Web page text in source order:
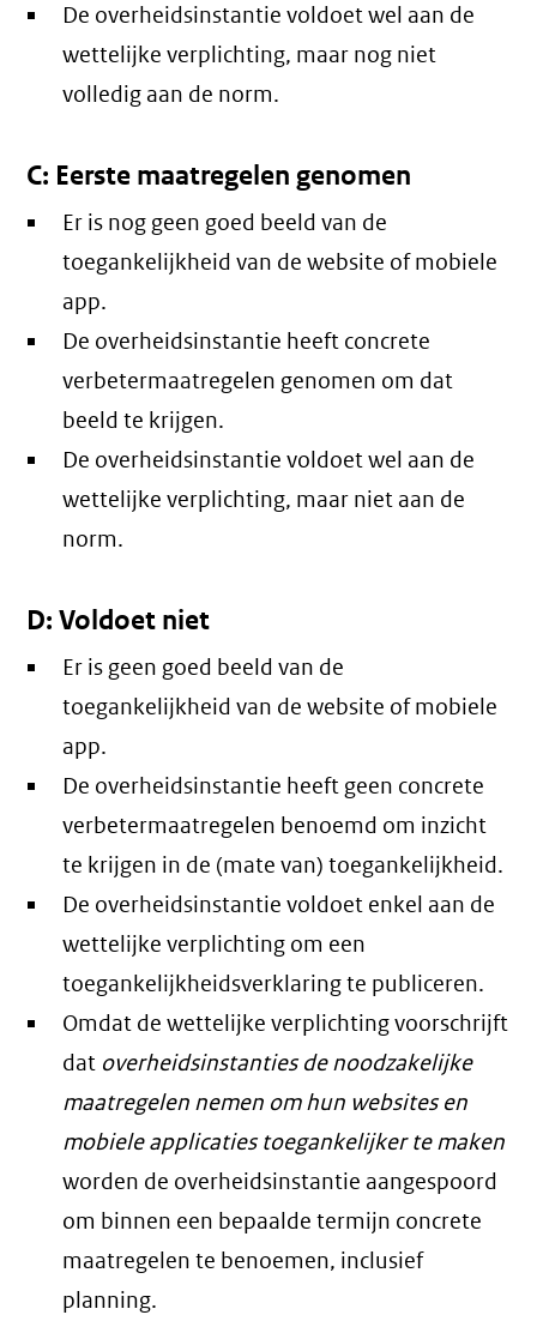
De overheidsinstantie voldoet wel aan de
wettelijke verplichting, maar nog niet
volledig aan de norm.
C: Eerste maatregelen genomen
Er is nog geen goed beeld van de
toegankelijkheid van de website of mobiele
app.
De overheidsinstantie heeft concrete
verbetermaatregelen genomen om dat
beeld te krijgen.
De overheidsinstantie voldoet wel aan de
wettelijke verplichting, maar niet aan de
norm.
D: Voldoet niet
Er is geen goed beeld van de
toegankelijkheid van de website of mobiele
app.
De overheidsinstantie heeft geen concrete
verbetermaatregelen benoemd om inzicht
te krijgen in de (mate van) toegankelijkheid.
De overheidsinstantie voldoet enkel aan de
wettelijke verplichting om een
toegankelijkheidsverklaring te publiceren.
Omdat de wettelijke verplichting voorschrijft
dat overheidsinstanties de noodzakelijke
maatregelen nemen om hun websites en
mobiele applicaties toegankelijker te maken
worden de overheidsinstantie aangespoord
om binnen een bepaalde termijn concrete
maatregelen te benoemen, inclusief
planning.